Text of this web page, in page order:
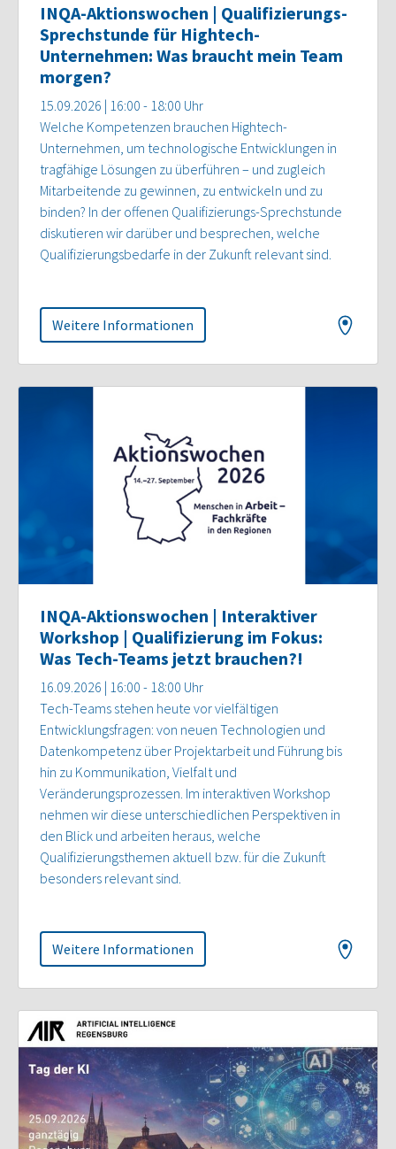
INQA-Aktionswochen | Qualifizierungs-
Sprechstunde für Hightech-
Unternehmen: Was braucht mein Team
morgen?
15.09.2026 | 16:00 - 18:00 Uhr
Welche Kompetenzen brauchen Hightech-
Unternehmen, um technologische Entwicklungen in
tragfähige Lösungen zu überführen – und zugleich
Mitarbeitende zu gewinnen, zu entwickeln und zu
binden? In der offenen Qualifizierungs-Sprechstunde
diskutieren wir darüber und besprechen, welche
Qualifizierungsbedarfe in der Zukunft relevant sind.
Weitere Informationen
INQA-Aktionswochen | Interaktiver
Workshop | Qualifizierung im Fokus:
Was Tech-Teams jetzt brauchen?!
16.09.2026 | 16:00 - 18:00 Uhr
Tech-Teams stehen heute vor vielfältigen
Entwicklungsfragen: von neuen Technologien und
Datenkompetenz über Projektarbeit und Führung bis
hin zu Kommunikation, Vielfalt und
Veränderungsprozessen. Im interaktiven Workshop
nehmen wir diese unterschiedlichen Perspektiven in
den Blick und arbeiten heraus, welche
Qualifizierungsthemen aktuell bzw. für die Zukunft
besonders relevant sind.
Weitere Informationen